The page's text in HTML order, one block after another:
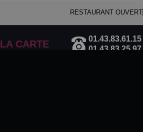
RESTAURANT OUVERT
LA CARTE
01.43.83.61.15
01.43.83.25.97